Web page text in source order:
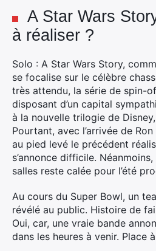
A Star Wars
à réaliser ?
Solo : A Star Wars Story,
se focalise sur le célèbre
très attendu, la série de spin-
disposant d’un capital
à la nouvelle trilogie de
Pourtant, avec l’arrivée de
au pied levé le précédent
s’annonce difficile.
salles reste calée pour l’été
Au cours du Super Bowl, un
révélé au public. Histoire de
Oui, car, une vraie bande
dans les heures à venir. Place